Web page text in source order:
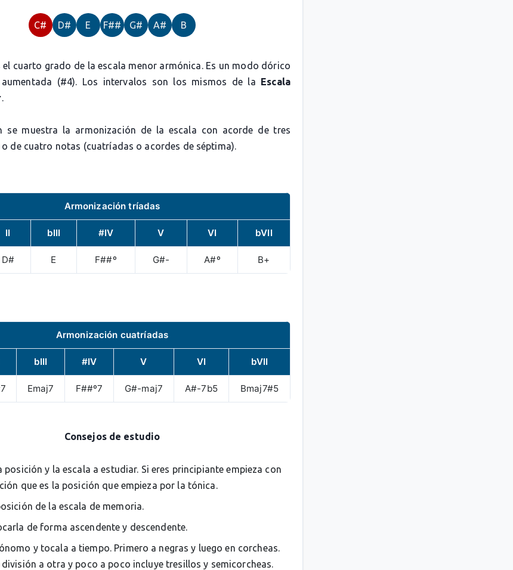
C# D# E F## G# A# B
cuarto grado de la escala menor armónica. Es un modo dórico
(#4). Los intervalos son los mismos de la Escala
.
se muestra la armonización de la escala con acorde de tres
de cuatro notas (cuatríadas o acordes de séptima).
Armonización tríadas
II bIII #IV V VI bVII
D# E F##º G#- A#º B+
Armonización cuatríadas
bIII #IV V VI bVII
Emaj7 F##º7 G#-maj7 A#-7b5 Bmaj7#5
Consejos de estudio
posición y la escala a estudiar. Si eres principiante empieza con
que es la posición que empieza por la tónica.
de la escala de memoria.
de forma ascendente y descendente.
y tocala a tiempo. Primero a negras y luego en corcheas.
división a otra y poco a poco incluye tresillos y semicorcheas.